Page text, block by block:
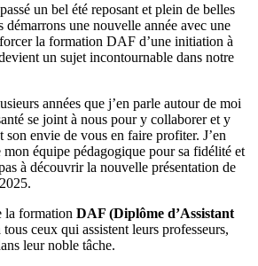
un bel été reposant et plein de belles
démarrons une nouvelle année avec une
la formation DAF d’une initiation à
un sujet incontournable dans notre
années que j’en parle autour de moi
se joint à nous pour y collaborer et y
son envie de vous en faire profiter. J’en
équipe pédagogique pour sa fidélité et
à découvrir la nouvelle présentation de
la formation DAF (Diplôme d’Assistant
tous ceux qui assistent leurs professeurs,
leur noble tâche.